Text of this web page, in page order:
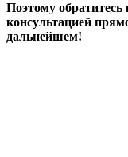
Поэтому
консультацией
дальнейшем!